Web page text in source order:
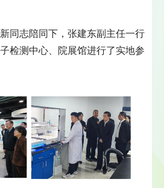
同志陪同下，张建东副主任一行
检测中心、院展馆进行了实地参